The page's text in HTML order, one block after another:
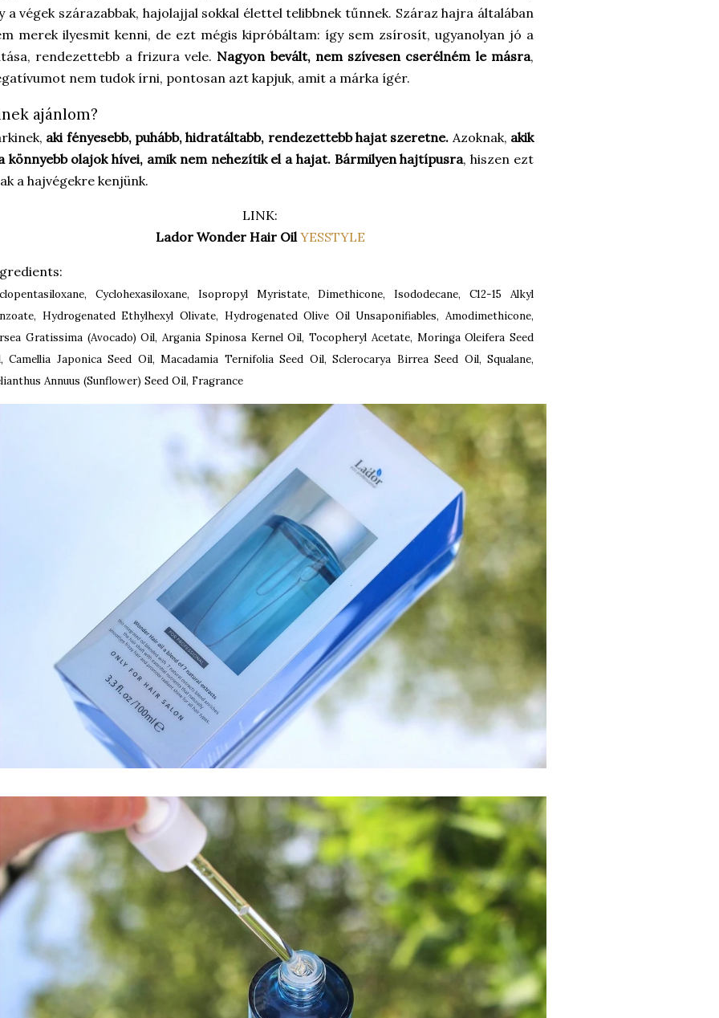
a végek szárazabbak, hajolajjal sokkal élettel telibbnek tűnnek. Száraz hajra általában
merek ilyesmit kenni, de ezt mégis kipróbáltam: így sem zsírosít, ugyanolyan jó a
rendezettebb a frizura vele. Nagyon bevált, nem szívesen cserélném le másra,
nem tudok írni, pontosan azt kapjuk, amit a márka ígér.
ajánlom?
aki fényesebb, puhább, hidratáltabb, rendezettebb hajat szeretne. Azoknak, akik
könnyebb olajok hívei, amik nem nehezítik el a hajat. Bármilyen hajtípusra, hiszen ezt
a hajvégekre kenjünk.
LINK:
Lador Wonder Hair Oil YESSTYLE
Cyclohexasiloxane, Isopropyl Myristate, Dimethicone, Isododecane, C12-15 Alkyl
Hydrogenated Ethylhexyl Olivate, Hydrogenated Olive Oil Unsaponifiables, Amodimethicone,
Gratissima (Avocado) Oil, Argania Spinosa Kernel Oil, Tocopheryl Acetate, Moringa Oleifera Seed
Camellia Japonica Seed Oil, Macadamia Ternifolia Seed Oil, Sclerocarya Birrea Seed Oil, Squalane,
Annuus (Sunflower) Seed Oil, Fragrance